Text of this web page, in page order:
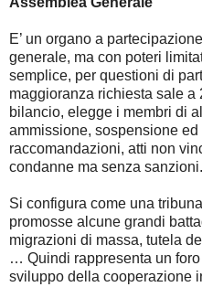
E’ un organo a
generale, ma con poteri
semplice, per questioni di
maggioranza richiesta sale a
bilancio, elegge i membri di
ammissione, sospensione
raccomandazioni, atti non
condanne ma senza sanzioni.
Si configura come una
promosse alcune grandi
migrazioni di massa, tutela
… Quindi rappresenta un
sviluppo della cooperazione